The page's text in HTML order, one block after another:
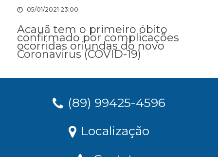
05/01/2021 23:00
Acauã tem o primeiro óbito
confirmado por complicações
ocorridas oriundas do novo
Coronavirus (COVID-19)
(89) 99425-4596
Localização